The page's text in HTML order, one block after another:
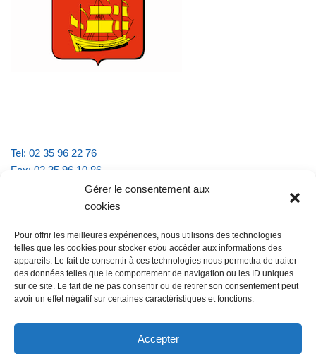
Gérer le consentement aux
cookies
Pour offrir les meilleures expériences, nous utilisons des technologies
telles que les cookies pour stocker et/ou accéder aux informations des
appareils. Le fait de consentir à ces technologies nous permettra de traiter
des données telles que le comportement de navigation ou les ID uniques
sur ce site. Le fait de ne pas consentir ou de retirer son consentement peut
avoir un effet négatif sur certaines caractéristiques et fonctions.
Accepter
Tel: 02 35 96 22 76
Fax: 02 35 96 10 86
Email : mairie.vattevillelarue@wanadoo.fr
lundi et jeudi de 9h à 11h30
mardi et vendredi de 16h à 18h30